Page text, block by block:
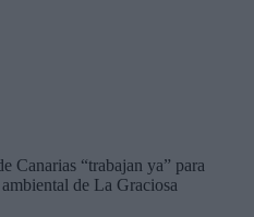
Canarias “trabajan ya” para
de La Graciosa